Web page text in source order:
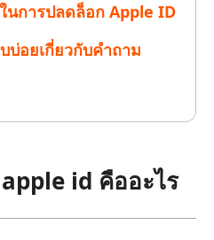
นการปลดล็อก Apple ID
บ่อยเกี่ยวกับคำถาม
id คืออะไร